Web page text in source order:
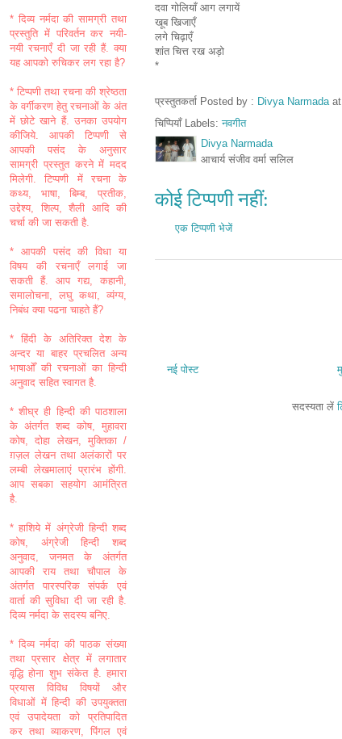
दवा गोलियाँ आग लगायें
खूब खिजाएँ
लगे चिढ़ाएँ
शांत चित्त रख अड़ो
*
प्रस्तुतकर्ता Posted by : Divya Narmada at
चिप्पियाँ Labels:नवगीत
Divya Narmada
आचार्य संजीव वर्मा सलिल
कोई टिप्पणी नहीं:
एक टिप्पणी भेजें
नई पोस्ट
सदस्यता लें
* दिव्य नर्मदा की सामग्री तथा
प्रस्तुति में परिवर्तन कर नयी-
नयी रचनाएँ दी जा रही हैं. क्या
यह आपको रुचिकर लग रहा है?
* टिप्पणी तथा रचना की श्रेष्ठता
के वर्गीकरण हेतु रचनाओं के अंत
में छोटे खाने हैं. उनका उपयोग
कीजिये. आपकी टिप्पणी से
आपकी पसंद के अनुसार
सामग्री प्रस्तुत करने में मदद
मिलेगी. टिप्पणी में रचना के
कथ्य, भाषा, बिम्ब, प्रतीक,
उद्देश्य, शिल्प, शैली आदि की
चर्चा की जा सकती है.
* आपकी पसंद की विधा या
विषय की रचनाएँ लगाई जा
सकती हैं. आप गद्य, कहानी,
समालोचना, लघु कथा, व्यंग्य,
निबंध क्या पढना चाहते हैं?
* हिंदी के अतिरिक्त देश के
अन्दर या बाहर प्रचलित अन्य
भाषाओँ की रचनाओं का हिन्दी
अनुवाद सहित स्वागत है.
* शीघ्र ही हिन्दी की पाठशाला
के अंतर्गत शब्द कोष, मुहावरा
कोष, दोहा लेखन, मुक्तिका /
ग़ज़ल लेखन तथा अलंकारों पर
लम्बी लेखमालाएं प्रारंभ होंगी.
आप सबका सहयोग आमंत्रित
है.
* हाशिये में अंग्रेजी हिन्दी शब्द
कोष, अंग्रेजी हिन्दी शब्द
अनुवाद, जनमत के अंतर्गत
आपकी राय तथा चौपाल के
अंतर्गत पारस्परिक संपर्क एवं
वार्ता की सुविधा दी जा रही है.
दिव्य नर्मदा के सदस्य बनिए.
* दिव्य नर्मदा की पाठक संख्या
तथा प्रसार क्षेत्र में लगातार
वृद्धि होना शुभ संकेत है. हमारा
प्रयास विविध विषयों और
विधाओं में हिन्दी की उपयुक्तता
एवं उपादेयता को प्रतिपादित
कर तथा व्याकरण, पिंगल एवं